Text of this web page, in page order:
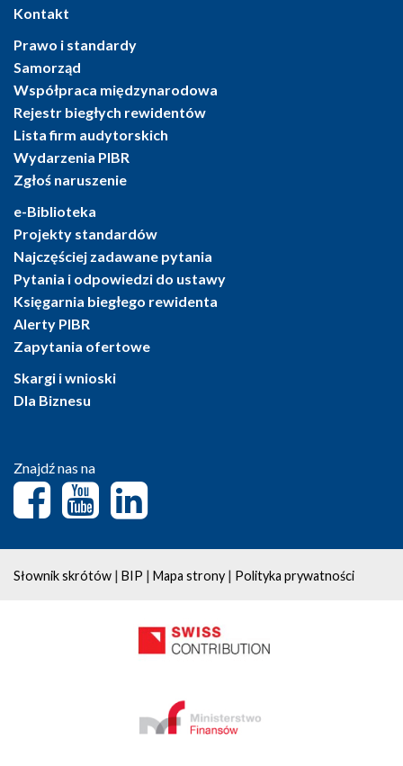
Kontakt
Prawo i standardy
Samorząd
Współpraca międzynarodowa
Rejestr biegłych rewidentów
Lista firm audytorskich
Wydarzenia PIBR
Zgłoś naruszenie
e-Biblioteka
Projekty standardów
Najczęściej zadawane pytania
Pytania i odpowiedzi do ustawy
Księgarnia biegłego rewidenta
Alerty PIBR
Zapytania ofertowe
Skargi i wnioski
Dla Biznesu
Znajdź nas na
Słownik skrótów | BIP | Mapa strony | Polityka prywatności